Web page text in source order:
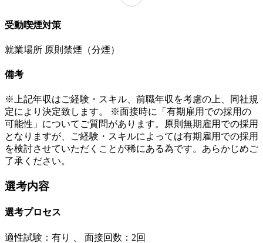
受動喫煙対策
就業場所 原則禁煙（分煙）
備考
※上記年収はご経験・スキル、前職年収を考慮の上、同社規
定により決定致します。 ※面接時に「有期雇用での採用の
可能性」についてご質問があります。原則無期雇用での採用
となりますが、ご経験・スキルによっては有期雇用での採用
を検討させていただくことが稀にある為です。あらかじめご
了承ください。
選考内容
選考プロセス
適性試験： 有り 面接回数：2回